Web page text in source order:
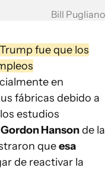
Bill Pugliano
fue que los
en
fábricas debido a
estudios
Gordon Hansonde la
queesa
de reactivar la